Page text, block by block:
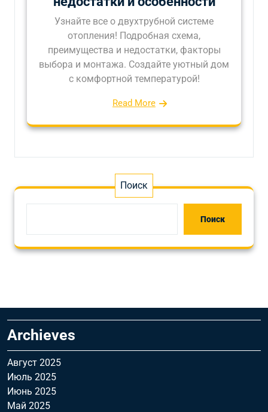
Узнайте все о двухтрубной системе
отопления! Подробная схема,
преимущества и недостатки, факторы
выбора и монтажа. Создайте уютный дом
с комфортной температурой!
Read More
Поиск
Поиск
Archieves
Август 2025
Июль 2025
Июнь 2025
Май 2025